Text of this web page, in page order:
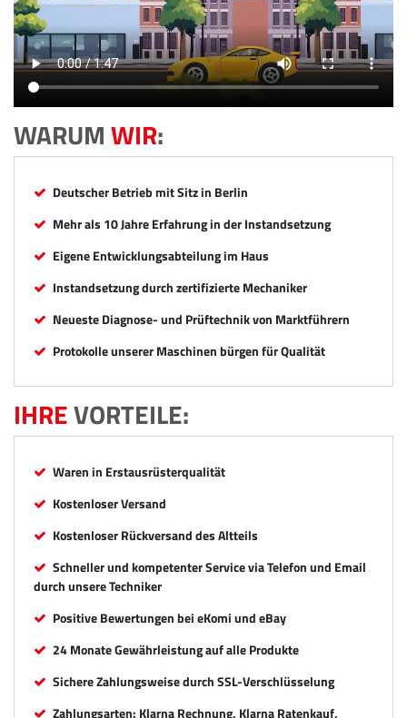
WARUMWIR:
Deutscher Betrieb mit Sitz in Berlin
Mehr als 10 Jahre Erfahrung in der Instandsetzung
Eigene Entwicklungsabteilung im Haus
Instandsetzung durch zertifizierte Mechaniker
Neueste Diagnose- und Prüftechnik von Marktführern
Protokolle unserer Maschinen bürgen für Qualität
IHREVORTEILE:
Waren in Erstausrüsterqualität
Kostenloser Versand
Kostenloser Rückversand des Altteils
Schneller und kompetenter Service via Telefon und Email
durch unsere Techniker
Positive Bewertungen bei eKomi und eBay
24 Monate Gewährleistung auf alle Produkte
Sichere Zahlungsweise durch SSL-Verschlüsselung
Zahlungsarten: Klarna Rechnung, Klarna Ratenkauf,